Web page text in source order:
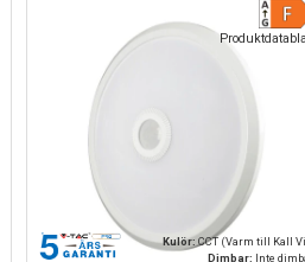
Kulör: CCT (Varm till Kall
Dimbar: Inte